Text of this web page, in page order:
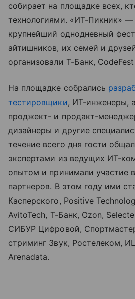
собирает на площадке всех,
технологиями. «ИТ-Пикник»
крупнейший однодневный
айтишников, их семей и
организовали Т-Банк,
На площадке собрались
тестировщики, ИТ-инженеры,
проджект- и продакт-
дизайнеры и другие
течение всего дня гости
экспертами из ведущих ИТ-
опытом и принимали участие
партнеров. В этом году ими
Касперского, Positive
AvitoTech, Т-Банк, Ozon,
СИБУР Цифровой,
стриминг Звук, Ростелеком,
Arenadata.